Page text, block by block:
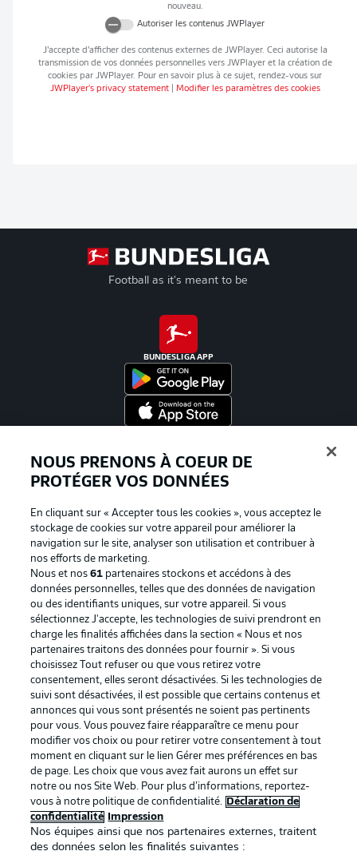
nouveau.
Autoriser les contenus JWPlayer
J’accepte d’afficher des contenus externes de JWPlayer. Ceci autorise la
transmission de vos données personnelles vers JWPlayeret la création de
cookies par JWPlayer. Pour en savoir plus à ce sujet, rendez-vous sur
JWPlayer's privacy statement| Modifier les paramètres des cookies
Football as it's meant to be
BUNDESLIGA APP
La publicité Conditions d’utilisation des
Mentions Légales Gérer mes préférences
Déclaration de
confidentialité
Diffuseurs
Travaux Contact
Impression Joueurs
NOUS PRENONS À COEUR DE
PROTÉGER VOS DONNÉES
En cliquant sur « Accepter tous les cookies », vous acceptez le
stockage de cookies sur votre appareil pour améliorer la
navigation sur le site, analyser son utilisation et contribuer à
nos efforts de marketing.
Nous et nos61 partenaires stockons et accédons à des
données personnelles, telles que des données de navigation
ou des identifiants uniques, sur votre appareil. Si vous
sélectionnez J'accepte, les technologies de suivi prendront en
charge les finalités affichées dans la section « Nous et nos
partenaires traitons des données pour fournir ». Si vous
choisissez Tout refuser ou que vous retirez votre
consentement, elles seront désactivées. Si les technologies de
suivi sont désactivées, il est possible que certains contenus et
annonces qui vous sont présentés ne soient pas pertinents
pour vous. Vous pouvez faire réapparaître ce menu pour
modifier vos choix ou pour retirer votre consentement à tout
moment en cliquant sur le lien Gérer mes préférences en bas
de page. Les choix que vous avez fait aurons un effet sur
notre ou nos Site Web. Pour plus d’informations, reportez-
vous à notre politique de confidentialité.
Déclaration de
confidentialité
Impression
Nos équipes ainsi que nos partenaires externes, traitent
des données selon les finalités suivantes :